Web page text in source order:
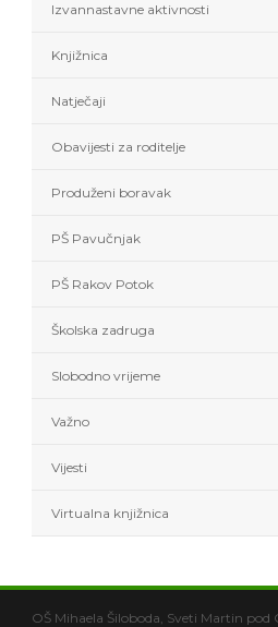
Izvannastavne aktivnosti
Knjižnica
Natječaji
Obavijesti za roditelje
Produženi boravak
PŠ Pavučnjak
PŠ Rakov Potok
Školska zadruga
Slobodno vrijeme
Važno
Vijesti
Virtualna knjižnica
OŠ Mihaela Šiloboda, Sveti Martin pod